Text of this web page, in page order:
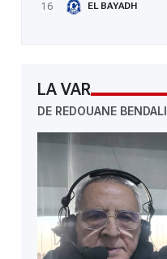
16
EL BAYADH
LA VAR
DE REDOUANE BENDALI